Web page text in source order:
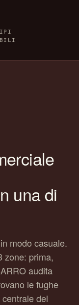
una di
modo casuale.
zone: prima,
audita
le fughe
del